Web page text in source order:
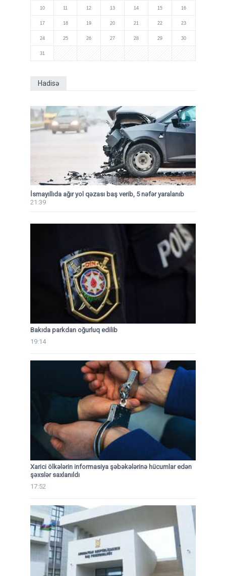
10 11 12 13 14 15 16
17 18 19 20 21 22 23
24 25 26 27 28 29 30
31
Hadisə
İsmayıllıda ağır yol qəzası baş verib, 5 nəfər yaralanıb
21:39
Bakıda parkdan oğurluq edilib
19:14
Xarici ölkələrin informasiya şəbəkələrinə hücumlar edən
şəxslər saxlanıldı
17:52